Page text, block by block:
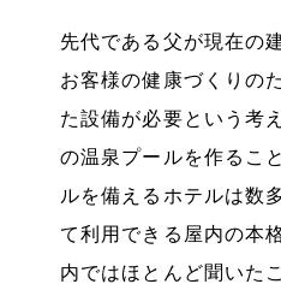
先代である父が現在の
お客様の健康づくりの
た設備が必要という考
の温泉プールを作るこ
ルを備えるホテルは数
て利用できる屋内の本
内ではほとんど聞いた